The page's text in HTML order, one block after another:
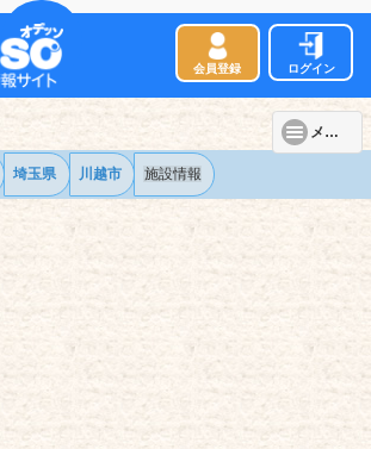
会員登録 ログイン
メニュー
埼玉県 川越市 施設情報